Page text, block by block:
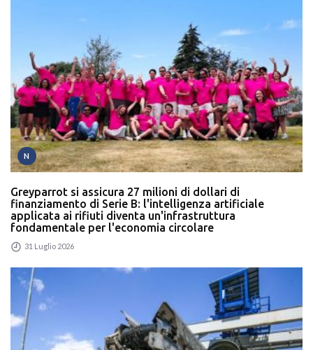
N
Greyparrot si assicura 27 milioni di dollari di
finanziamento di Serie B: l'intelligenza artificiale
applicata ai rifiuti diventa un'infrastruttura
fondamentale per l'economia circolare
31 Luglio 2026